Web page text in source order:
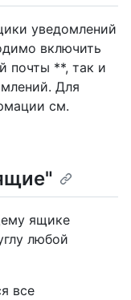
уведомлений
включить
почты **, так и
Для
см.
ящике
любой
все